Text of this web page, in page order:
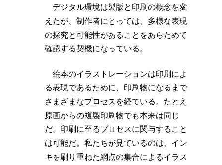
デジタル環境は製版と印刷の概念を変
えたが、制作者にとっては、多様な表現
の探究と可能性があることをあらためて
確認する契機になっている。
絵本のイラストレーションは印刷によ
る表現であるために、印刷物になるまで
さまざまなプロセスを経ている。たとえ
原画からの複製印刷物でも本来は同じ
だ。印刷に至るプロセスに関与すること
は可能だ。私たちが見ているのは、イン
キを刷り重ねた網点の集合によるイラス